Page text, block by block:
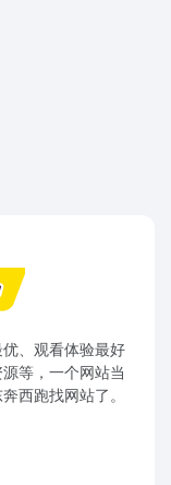
、观看体验最好
等，一个网站当
西跑找网站了。